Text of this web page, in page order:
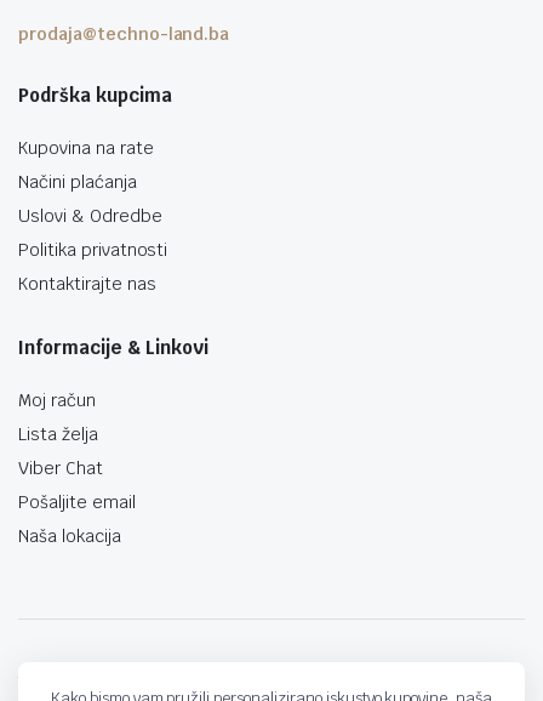
prodaja@techno-land.ba
Podrška kupcima
Kupovina na rate
Načini plaćanja
Uslovi & Odredbe
Politika privatnosti
Kontaktirajte nas
Informacije & Linkovi
Moj račun
Lista želja
Viber Chat
Pošaljite email
Naša lokacija